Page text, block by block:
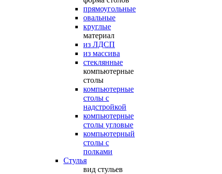
прямоугольные
овальные
круглые
материал
из ЛДСП
из массива
стеклянные
компьютерные
столы
компьютерные
столы с
надстройкой
компьютерные
столы угловые
компьютерный
столы с
полками
Стулья
вид стульев